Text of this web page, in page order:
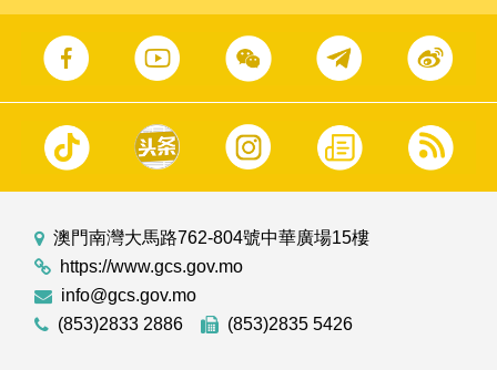
澳門南灣大馬路762-804號中華廣場15樓
https://www.gcs.gov.mo
info@gcs.gov.mo
(853)2833 2886
(853)2835 5426